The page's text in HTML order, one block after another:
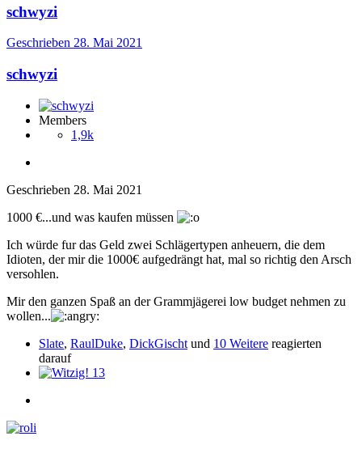
schwyzi
Geschrieben 28. Mai 2021
schwyzi
Members
1,9k
Geschrieben 28. Mai 2021
1000 €...und was kaufen müssen
Ich würde fur das Geld zwei Schlägertypen anheuern, die dem
Idioten, der mir die 1000€ aufgedrängt hat, mal so richtig den Arsch
versohlen.
Mir den ganzen Spaß an der Grammjägerei low budget nehmen zu
wollen...
Slate, RaulDuke, DickGischt und 10 Weitere reagierten
darauf
13